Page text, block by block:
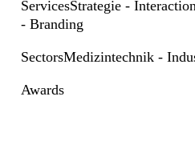
ServicesStrategie -
- Branding
SectorsMedizintechnik -
Awards